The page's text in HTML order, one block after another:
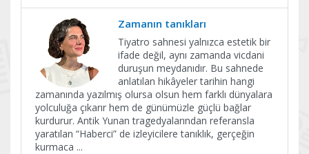
Zamanın tanıkları
Tiyatro sahnesi yalnızca estetik bir
ifade değil, aynı zamanda vicdani
duruşun meydanıdır. Bu sahnede
anlatılan hikâyeler tarihin hangi
zamanında yazılmış olursa olsun hem farklı dünyalara
yolculuğa çıkarır hem de günümüzle güçlü bağlar
kurdurur. Antik Yunan tragedyalarından referansla
yaratılan “Haberci” de izleyicilere tanıklık, gerçeğin
kurmaca ...